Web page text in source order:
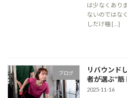
は少なくあり
ないのではな
しだけ噛 […]
ブログ
リバウンド
者が選ぶ“筋
2025-11-16